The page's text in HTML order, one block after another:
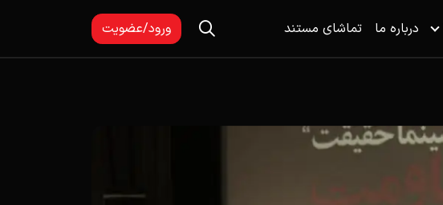
درباره ما تماشای مستند ورود/عضویت